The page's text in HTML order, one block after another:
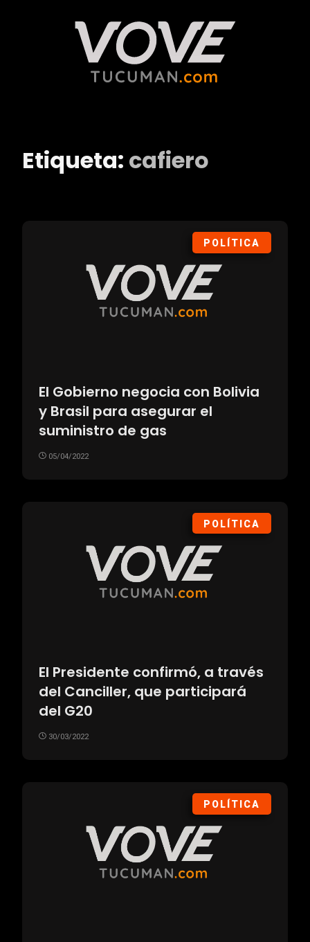
Etiqueta: cafiero
POLÍTICA
El Gobierno negocia con Bolivia
y Brasil para asegurar el
suministro de gas
05/04/2022
POLÍTICA
El Presidente confirmó, a través
del Canciller, que participará
del G20
30/03/2022
POLÍTICA